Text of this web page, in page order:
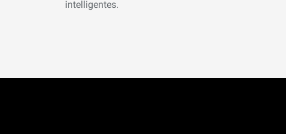
intelligentes.